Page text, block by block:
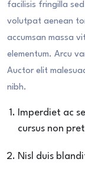
facilisis fringilla
volutpat aenean
accumsan massa
elementum. Arcu
Auctor elit
nibh.
Imperdiet ac
cursus non
Nisl duis